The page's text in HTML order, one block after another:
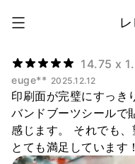
14.75 x
euge** 2025.12.12
印刷面が完璧にすっき
バンドブーツシールで
感じます。 それでも、
とても満足しています！
1個から制作
アパレル アパ